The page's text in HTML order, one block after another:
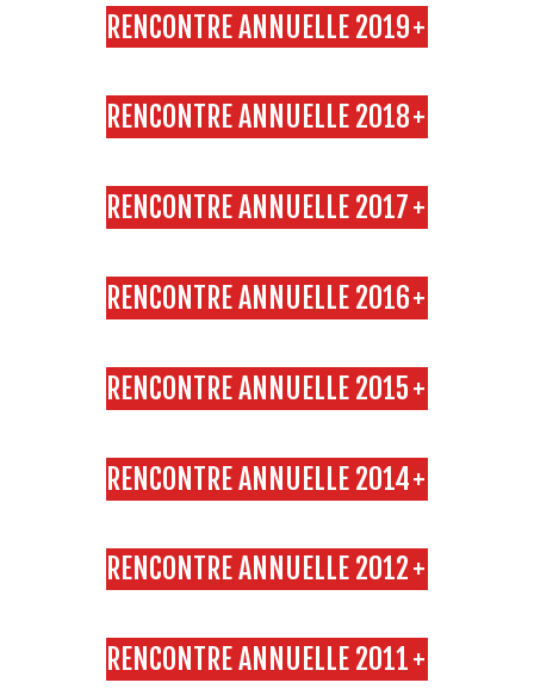
RENCONTRE ANNUELLE 2019+
RENCONTRE ANNUELLE 2018+
RENCONTRE ANNUELLE 2017+
RENCONTRE ANNUELLE 2016+
RENCONTRE ANNUELLE 2015+
RENCONTRE ANNUELLE 2014+
RENCONTRE ANNUELLE 2012+
RENCONTRE ANNUELLE 2011+